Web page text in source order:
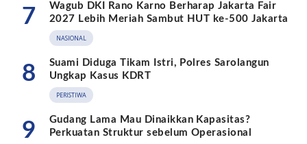
7
Wagub DKI Rano Karno Berharap Jakarta Fair
2027 Lebih Meriah Sambut HUT ke-500 Jakarta
NASIONAL
8
Suami Diduga Tikam Istri, Polres Sarolangun
Ungkap Kasus KDRT
PERISTIWA
9
Gudang Lama Mau Dinaikkan Kapasitas?
Perkuatan Struktur sebelum Operasional